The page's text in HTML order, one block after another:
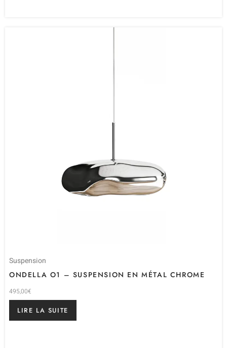
Suspension
ONDELLA O1 – SUSPENSION EN MÉTAL CHROME
495,00€
LIRE LA SUITE